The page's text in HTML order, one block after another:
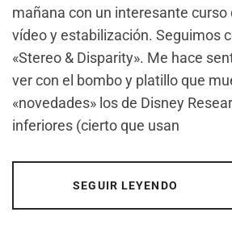
mañana con un interesante curso
vídeo y estabilización. Seguimos
«Stereo & Disparity». Me hace
ver con el bombo y platillo que
«novedades» los de Disney
inferiores (cierto que usan
SEGUIR LEYENDO